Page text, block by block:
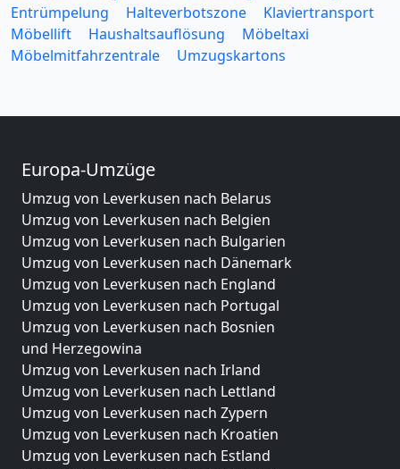
Entrümpelung
Halteverbotszone
Klaviertransport
Möbellift
Haushaltsauflösung
Möbeltaxi
Möbelmitfahrzentrale
Umzugskartons
Europa-Umzüge
Umzug von Leverkusen nach Belarus
Umzug von Leverkusen nach Belgien
Umzug von Leverkusen nach Bulgarien
Umzug von Leverkusen nach Dänemark
Umzug von Leverkusen nach England
Umzug von Leverkusen nach Portugal
Umzug von Leverkusen nach Bosnien
und Herzegowina
Umzug von Leverkusen nach Irland
Umzug von Leverkusen nach Lettland
Umzug von Leverkusen nach Zypern
Umzug von Leverkusen nach Kroatien
Umzug von Leverkusen nach Estland